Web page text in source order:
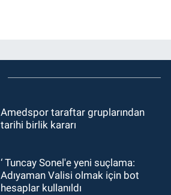
Amedspor taraftar gruplarından
tarihi birlik kararı
‘ Tuncay Sonel'e yeni suçlama:
Adıyaman Valisi olmak için bot
hesaplar kullanıldı